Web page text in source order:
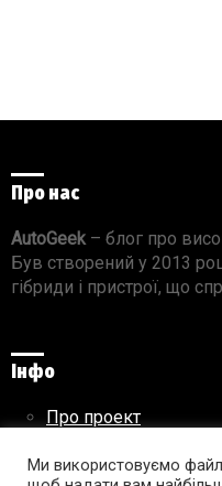
Про нас
AutoGeek – блог про
Був створений у 2013
гібриди і пристрої, що
Інфо
Про проект
Правила
Ми використовуємо